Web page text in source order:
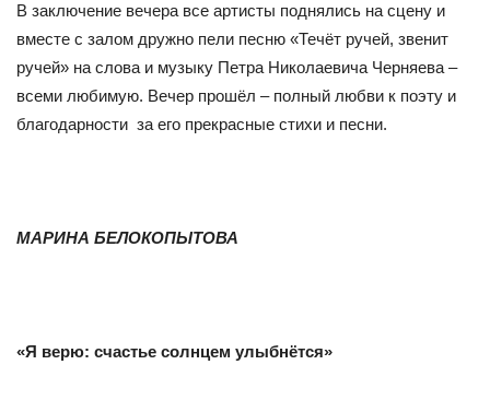
В заключение вечера все арти­сты поднялись на сцену и
вместе с залом дружно пели песню «Течёт ру­чей, звенит
ручей» на слова и музыку Петра Николаевича Черняева –
все­ми любимую. Вечер прошёл – пол­ный любви к поэту и
благодарности за его прекрасные стихи и песни.
МАРИНА БЕЛОКОПЫТОВА
«Я верю: счастье солнцем улыбнётся»